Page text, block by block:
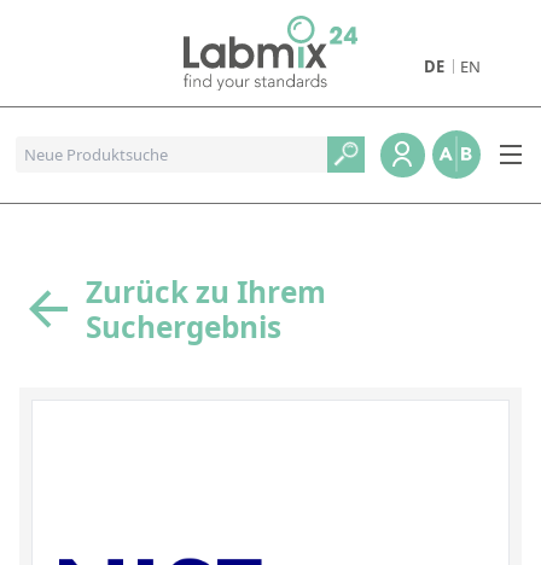
DE EN
Referenzstandards für die Industrie und Geologie
Referenzstandards für die Umweltanalytik
Zurück zu Ihrem
Suchergebnis